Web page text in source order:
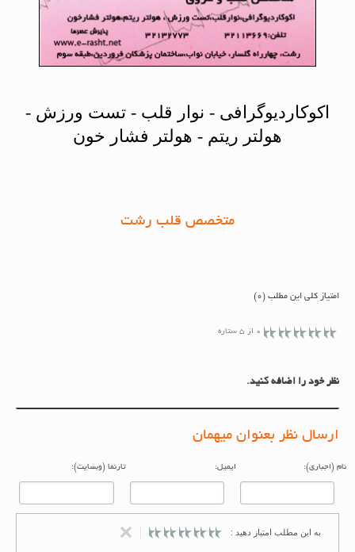
اکوکاردیوگرافی - نوار قلب - تست ورزش -
هولتر ریتم - هولتر فشار خون
متخصص قلب رشت
امتیاز کلی این مطلب (0)
0 از 5 ستاره
نظر خود را اضافه کنید.
ارسال نظر بعنوان میهمان
(اجباری): ایمیل: تارنما (وبسایت):
به این مطلب امتیاز دهید :